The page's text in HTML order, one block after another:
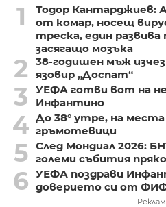
1
Тодор Кантарджиев:
от комар, носещ
треска, един
засягащо мозъка
2
38-годишен мъж
язовир „Доспат“
3
УЕФА готви вот на
Инфантино
4 До 38° утре, на
гръмотевици
5 След Мондиал 2026:
големи събития пряко
6 УЕФА поздрави
доверието си от